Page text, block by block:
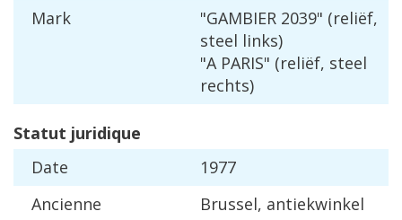
Mark
"GAMBIER 2039" (reliëf,
steel links)
"A PARIS" (reliëf, steel
rechts)
Statut juridique
Date
1977
Ancienne
Brussel, antiekwinkel